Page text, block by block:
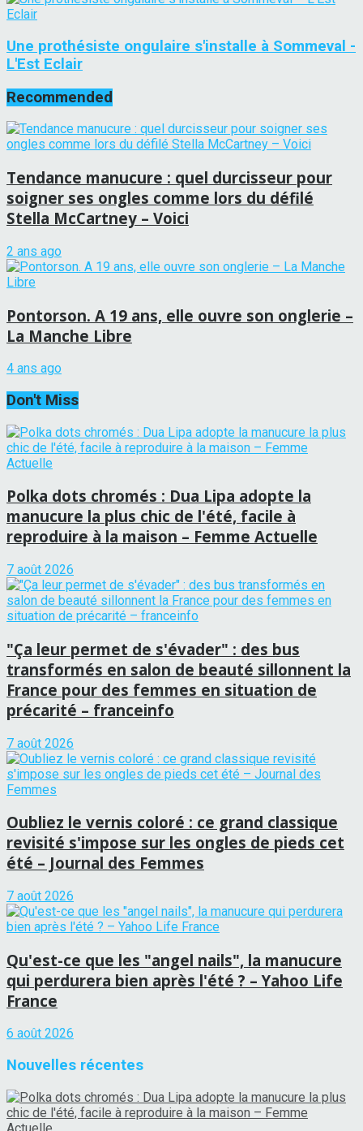
Une prothésiste ongulaire s'installe à Sommeval -
L'Est Eclair
Recommended
Tendance manucure : quel durcisseur pour
soigner ses ongles comme lors du défilé
Stella McCartney – Voici
2 ans ago
Pontorson. A 19 ans, elle ouvre son onglerie –
La Manche Libre
4 ans ago
Don't Miss
Polka dots chromés : Dua Lipa adopte la
manucure la plus chic de l'été, facile à
reproduire à la maison – Femme Actuelle
7 août 2026
"Ça leur permet de s'évader" : des bus
transformés en salon de beauté sillonnent la
France pour des femmes en situation de
précarité – franceinfo
7 août 2026
Oubliez le vernis coloré : ce grand classique
revisité s'impose sur les ongles de pieds cet
été – Journal des Femmes
7 août 2026
Qu'est-ce que les "angel nails", la manucure
qui perdurera bien après l'été ? – Yahoo Life
France
6 août 2026
Nouvelles récentes